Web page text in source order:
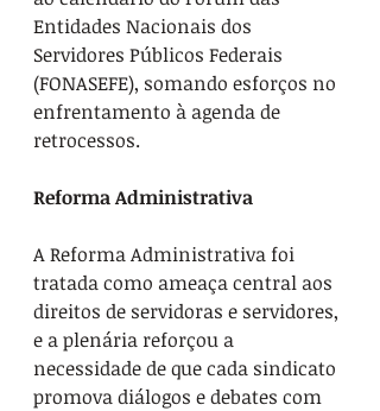
Entidades Nacionais dos
Servidores Públicos Federais
(FONASEFE), somando esforços no
enfrentamento à agenda de
retrocessos.
Reforma Administrativa
A Reforma Administrativa foi
tratada como ameaça central aos
direitos de servidoras e servidores,
e a plenária reforçou a
necessidade de que cada sindicato
promova diálogos e debates com